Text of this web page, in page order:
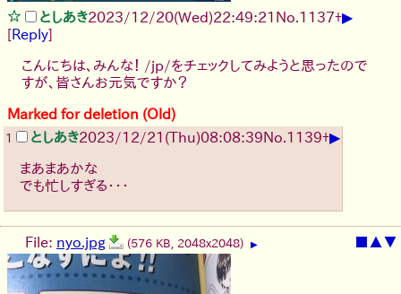
としあき2023/12/20(Wed)22:49:21 No.1137+▶
[Reply]
こんにちは、みんな！ /jp/をチェックしてみようと思ったので
すが、皆さんお元気ですか？
Marked for deletion (Old)
1 としあき2023/12/21(Thu)08:08:39No.1139+▶
まあまあかな
でも忙しすぎる・・・
▲▼
File: nyo.jpg (576 KB, 2048x2048) ▶